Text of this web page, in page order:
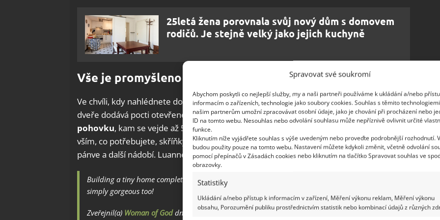
Spravovat své soukromí
Abychom poskytli co nejlepší služby, my a naši partneři používáme k ukládání a/nebo
informacím o zařízeních, technologie jako soubory cookies. Souhlas s těmito
našim partnerům umožní zpracovávat osobní údaje, jako je chování při procházení nebo
ID na tomto webu. Nesouhlas nebo odvolání souhlasu může nepříznivě ovlivnit určité
funkce.
Kliknutím níže vyjádřete souhlas s výše uvedeným nebo proveďte podrobnější rozhodnutí.
budou použity pouze na tomto webu. Nastavení můžete kdykoli změnit, včetně odvolání
pomocí přepínačů v Zásadách cookies nebo kliknutím na tlačítko Spravovat souhlas ve
obrazovky.
Statistiky
Ukládání a/nebo přístup k informacím v zařízení, Měření výkonu reklam, Měření výkonu
obsahu, Porozumění publiku prostřednictvím statistik nebo kombinací údajů z různých
25letá žena porovnala svůj nový dům s domovem
rodičů. Je stejně velký jako jejich kuchyně
Vše je promyšleno do posledního detailu
Ve chvíli, kdy nahlédnete dovnitř, pocítíte útulnost jejího domova. Velké okno přes
dveře dodává pocti otevřeného prostoru,najdete zde také dostatečně velkou
pohovku, kam se vejde až 5 lidí, jak uvádí MyPositiveOutlooks. Kuchyně disponuje
vším, co potřebujete, skříňky jsou patřičně prostorné, aby se do nich vešly hrnce a
pánve a další nádobí. Luanne však raději používá police na talíře, sklenice a příbory.
Building a tiny home completely changed Luanne’s life in the best ways possible. Plus, the inside is
simply gorgeous too!
Zveřejnil(a) Woman of Goddne Pátek 3. ledna 2025